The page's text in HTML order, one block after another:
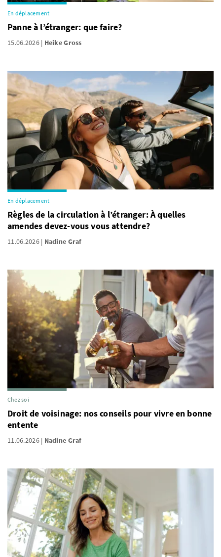
En déplacement
Panne à l’étranger: que faire?
15.06.2026 Heike Gross
En déplacement
Règles de la circulation à l’étranger: À quelles
amendes devez-vous vous attendre?
11.06.2026 Nadine Graf
Chez soi
Droit de voisinage: nos conseils pour vivre en bonne
entente
11.06.2026 Nadine Graf